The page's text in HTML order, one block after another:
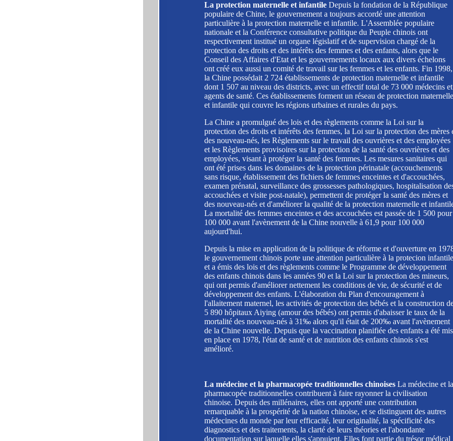
La protection maternelle et infantile Depuis la fondation de la République
populaire de Chine, le gouvernement a toujours accordé une attention
particulière à la protection maternelle et infantile. L'Assemblée populaire
nationale et la Conférence consultative politique du Peuple chinois ont
respectivement institué un organe législatif et de supervision chargé de la
protection des droits et des intérêts des femmes et des enfants, alors que le
Conseil des Affaires d'Etat et les gouvernements locaux aux divers échelons
ont créé eux aussi un comité de travail sur les femmes et les enfants. Fin 1998,
la Chine possédait 2 724 établissements de protection maternelle et infantile
dont 1 507 au niveau des districts, avec un effectif total de 73 000 médecins et
agents de santé. Ces établissements forment un réseau de protection maternelle
et infantile qui couvre les régions urbaines et rurales du pays.
La Chine a promulgué des lois et des règlements comme la Loi sur la
protection des droits et intérêts des femmes, la Loi sur la protection des mères
des nouveau-nés, les Règlements sur le travail des ouvrières et des employées
et les Règlements provisoires sur la protection de la santé des ouvrières et des
employées, visant à protéger la santé des femmes. Les mesures sanitaires qui
ont été prises dans les domaines de la protection périnatale (accouchements
sans risque, établissement des fichiers de femmes enceintes et d'accouchées,
examen prénatal, surveillance des grossesses pathologiques, hospitalisation
accouchées et visite post-natale), permettent de protéger la santé des mères et
des nouveau-nés et d'améliorer la qualité de la protection maternelle et
La mortalité des femmes enceintes et des accouchées est passée de 1 500 pour
100 000 avant l'avènement de la Chine nouvelle à 61,9 pour 100 000
aujourd'hui.
Depuis la mise en application de la politique de réforme et d'ouverture en
le gouvernement chinois porte une attention particulière à la protecion infantile
et a émis des lois et des règlements comme le Programme de développement
des enfants chinois dans les années 90 et la Loi sur la protection des mineurs,
qui ont permis d'améliorer nettement les conditions de vie, de sécurité et de
développement des enfants. L'élaboration du Plan d'encouragement à
l'allaitement maternel, les activités de protection des bébés et la construction
5 890 hôpitaux Aiying (amour des bébés) ont permis d'abaisser le taux de la
mortalité des nouveau-nés à 31‰ alors qu'il était de 200‰ avant l'avènement
de la Chine nouvelle. Depuis que la vaccination planifiée des enfants a été
en place en 1978, l'état de santé et de nutrition des enfants chinois s'est
amélioré.
La médecine et la pharmacopée traditionnelles chinoises La médecine et la
pharmacopée traditionnelles contribuent à faire rayonner la civilisation
chinoise. Depuis des millénaires, elles ont apporté une contribution
remarquable à la prospérité de la nation chinoise, et se distinguent des autres
médecines du monde par leur efficacité, leur originalité, la spécificité des
diagnostics et des traitements, la clarté de leurs théories et l'abondante
documentation sur laquelle elles s'appuient. Elles font partie du trésor médical